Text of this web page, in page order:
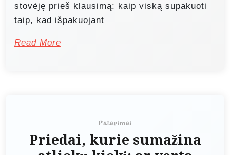
stovėję prieš klausimą: kaip viską supakuoti
taip, kad išpakuojant
Read More
Patarimai
Priedai, kurie sumažina